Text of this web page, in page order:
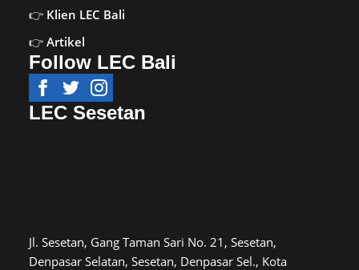
Klien LEC Bali
Artikel
Follow LEC Bali
LEC Sesetan
Jl. Sesetan, Gang Taman Sari No. 21, Sesetan,
Denpasar Selatan, Sesetan, Denpasar Sel., Kota